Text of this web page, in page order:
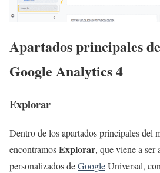
Apartados principales
Google Analytics 4
Explorar
Dentro de los apartados principales del
encontramosExplorar, que viene a
personalizados deGoogleUniversal,